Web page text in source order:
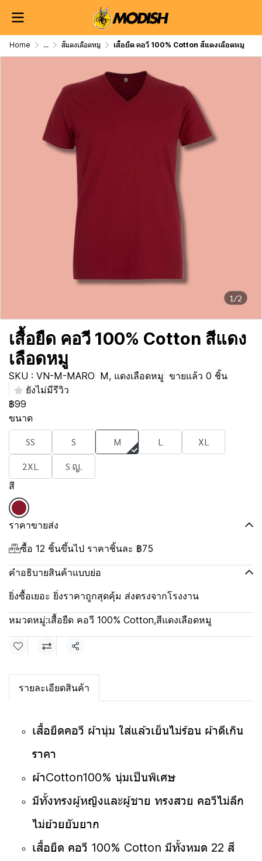
Home ... สีแดงเลือดหมู เสื้อยืด คอวี 100% Cotton สีแดงเลือดหมู
1/2
เสื้อยืด คอวี 100% Cotton สีแดง
เลือดหมู
SKU : VN-M-MARO M, แดงเลือดหมู ขายแล้ว 0 ชิ้น
ยังไม่มีรีวิว
฿99
ขนาด
SS S M L
XL
2XL
S ญ.
สี
ราคาขายส่ง
ซื้อ 12 ชิ้นขึ้นไป ราคาชิ้นละ ฿75
คำอธิบายสินค้าแบบย่อ
ยิ่งซื้อเยอะ ยิ่งราคาถูกสุดคุ้ม ส่งตรงจากโรงงาน
หมวดหมู่:เสื้อยืด คอวี 100% Cotton,สีแดงเลือดหมู
แชร์
รายละเอียดสินค้า
เสื้อยืดคอวี ผ้านุ่ม ใส่แล้วเย็นไม่ร้อน ผ้าดีเกิน
ราคา
ผ้าCotton100% นุ่มเป็นพิเศษ
มีทั้งทรงผู้หญิงและผู้ชาย ทรงสวย คอวีไม่ลึก
ไม่ย้วยยับยาก
เสื้อยืด คอวี 100% Cotton มีทั้งหมด 22 สี